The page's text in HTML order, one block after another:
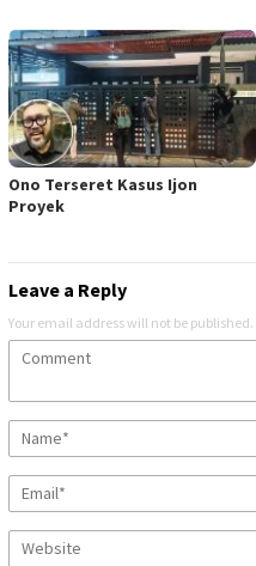
Ono Terseret Kasus Ijon
Proyek
Leave a Reply
Your email address will not be published.